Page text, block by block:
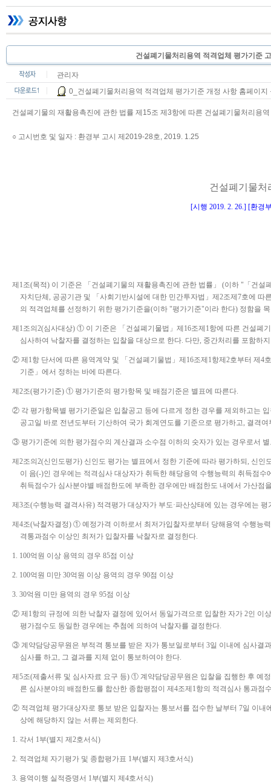
건설폐기물처리용역 적격업체 평가기준
관리자
0_건설폐기물처리용역 적격업체 평가기준 개정 사항 홈페이
건설폐기물의 재활용촉진에 관한 법률 제15조 제3항에 따른 건설폐기물처리용
○ 고시번호 및 일자 : 환경부 고시 제2019-28호, 2019. 1.25
건설폐기물처
[시행 2019. 2. 26.] [환경
제 1조(목적) 이 기준은 「 건설폐기물의 재활용촉진에 관한 법률 」 (이하 " 「 건설
자치단체 , 공공기관 및 「 사회기반시설에 대한 민간투자법 」 제 2조제 7호에 따
의 적격업체를 선정하기 위한 평가기준을(이하 "평가기준"이라 한다) 정함을
제 1조의 2(심사대상) ① 이 기준은 「 건설폐기물법 」 제 16조제 1항에 따른 건설폐
심사하여 낙찰자를 결정하는 입찰을 대상으로 한다. 다만, 중간처리를 포함하
② 제 1항 단서에 따른 용역계약 및 「 건설폐기물법 」 제 16조제 1항제 2호부터 제 4
기준 」 에서 정하는 바에 따른다.
제 2조(평가기준) ① 평가기준의 평가항목 및 배점기준은 별표에 따른다.
② 각 평가항목별 평가기준일은 입찰공고 등에 다르게 정한 경우를 제외하고는
공고일 바로 전년도부터 기산하여 국가 회계연도를 기준으로 평가하고, 결격여
③ 평가기준에 의한 평가점수의 계산결과 소수점 이하의 숫자가 있는 경우로서
제 2조의 2(신인도평가) 신인도 평가는 별표에서 정한 기준에 따라 평가하되 , 신인
이 음(-)인 경우에는 적격심사 대상자가 취득한 해당용역 수행능력의 취득점수
취득점수가 심사분야별 배점한도에 부족한 경우에만 배점한도 내에서 가산점
제 3조(수행능력 결격사유) 적격평가 대상자가 부도·파산상태에 있는 경우에는 평
제 4조(낙찰자결정) ① 예정가격 이하로서 최저가입찰자로부터 당해용역 수행능
격통과점수 이상인 최저가 입찰자를 낙찰자로 결정한다.
1. 100억원 이상 용역의 경우 85점 이상
2. 100억원 미만 30억원 이상 용역의 경우 90점 이상
3. 30억원 미만 용역의 경우 95점 이상
② 제 1항의 규정에 의한 낙찰자 결정에 있어서 동일가격으로 입찰한 자가 2인 이
평가점수도 동일한 경우에는 추첨에 의하여 낙찰자를 결정한다.
③ 계약담당공무원은 부적격 통보를 받은 자가 통보일로부터 3일 이내에 심사결
심사를 하고, 그 결과를 지체 없이 통보하여야 한다.
제 5조(제출서류 및 심사자료 요구 등) ① 계약담당공무원은 입찰을 집행한 후 예
른 심사분야의 배점한도를 합산한 종합평점이 제 4조제 1항의 적격심사 통과점
② 적격업체 평가대상자로 통보 받은 입찰자는 통보서를 접수한 날부터 7일 이내
상에 해당하지 않는 서류는 제외한다.
1. 각서 1부(별지 제 2호서식)
2. 적격업체 자기평가 및 종합평가표 1부(별지 제 3호서식)
3. 용역이행 실적증명서 1부(별지 제 4호서식)